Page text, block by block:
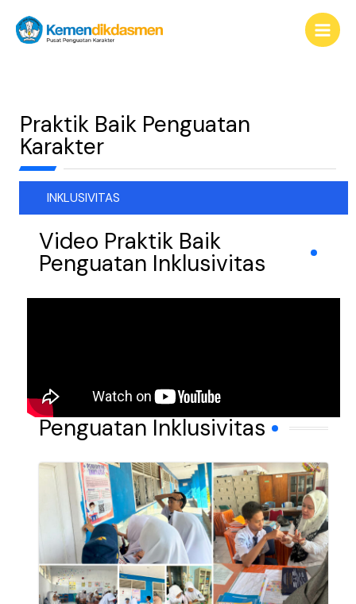
konten
Praktik Baik Penguatan
Karakter
INKLUSIVITAS
Video Praktik Baik
Penguatan Inklusivitas
Penguatan Inklusivitas